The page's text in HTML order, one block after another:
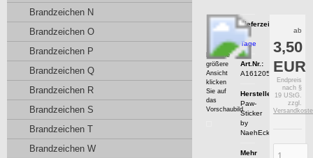
Für eine
größere
Ansicht
klicken
Sie auf
das
Vorschaubild
ab
3,50
EUR
Endpreis
nach §
19 UStG.
zzgl.
Lieferzeit:
7
Tage
Art.Nr.:
A161205211601
Hersteller:
Paw-
Sticker
by
NaehEcke.com
Mehr
Brandzeichen N
Brandzeichen O
Brandzeichen P
Brandzeichen Q
Brandzeichen R
Brandzeichen S
Brandzeichen T
Brandzeichen W